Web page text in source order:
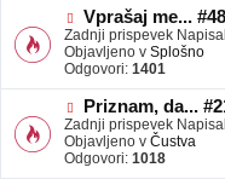
b
a
v
e
N
o
v
e
b
a
v
e
Vprašaj me... #48
Zadnji prispevek
Objavljeno v Splošno
Odgovori: 1401
N
o
v
e
Priznam, da...
Zadnji prispevek
Objavljeno v Čustva
Odgovori: 1018